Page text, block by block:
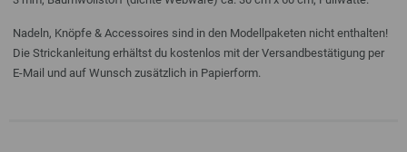
Nadeln, Knöpfe & Accessoires sind in den Modellpaketen nicht enthalten!
Die Strickanleitung erhältst du kostenlos mit der Versandbestätigung per
E-Mail und auf Wunsch zusätzlich in Papierform.